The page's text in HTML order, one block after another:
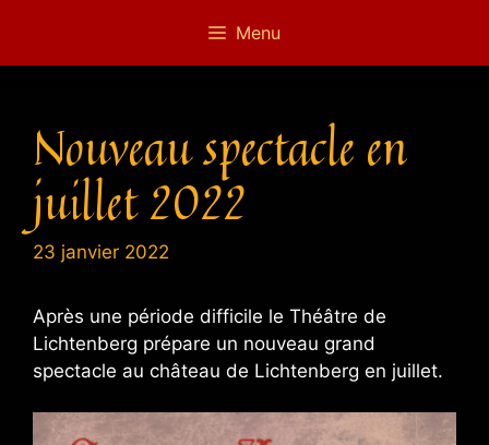
contenu
Menu
Nouveau spectacle en
juillet 2022
23 janvier 2022
Après une période difficile le Théâtre de
Lichtenberg prépare un nouveau grand
spectacle au château de Lichtenberg en juillet.